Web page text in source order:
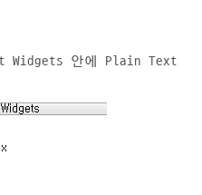
Widgets 안에 Plain Text